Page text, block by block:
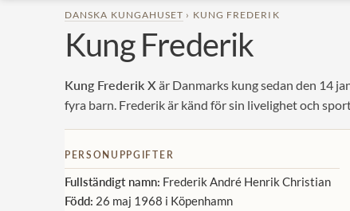
DANSKA KUNGAHUSET › KUNG FREDERIK
Kung Frederik
Kung Frederik X är Danmarks kung sedan den 14
fyra barn. Frederik är känd för sin livelighet och
PERSONUPPGIFTER
Fullständigt namn: Frederik André Henrik Christian
Född: 26 maj 1968 i Köpenhamn